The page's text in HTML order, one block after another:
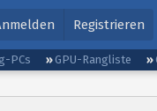
Registrieren
PCs GPU-Rangliste